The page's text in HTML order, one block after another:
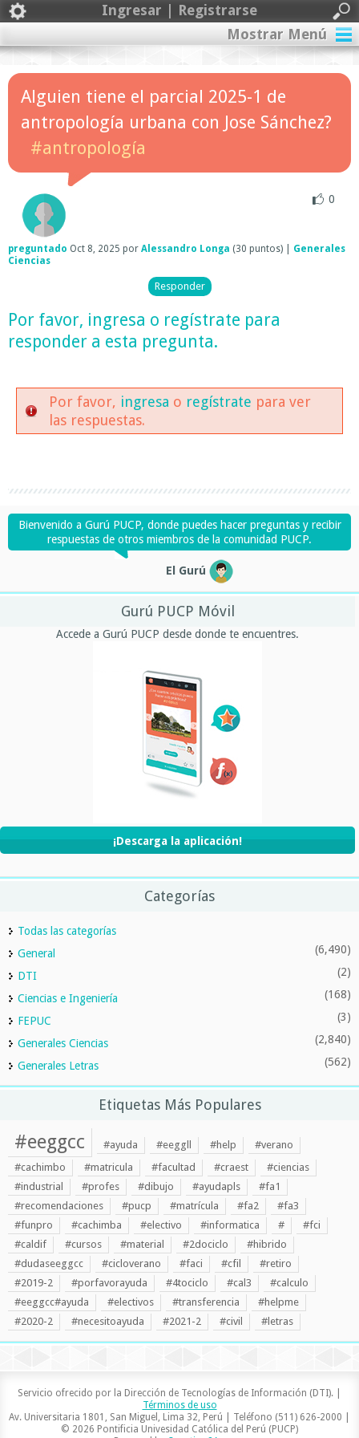
Ingresar | Registrarse
Mostrar Menú
Alguien tiene el parcial 2025-1 de
antropología urbana con Jose Sánchez?
#antropología
0
preguntado Oct 8, 2025 por Alessandro Longa (30 puntos)
Generales
Ciencias
Por favor, ingresa o regístrate para
responder a esta pregunta.
Por favor, ingresa o regístrate para ver
las respuestas.
Bienvenido a Gurú PUCP, donde puedes hacer preguntas y recibir
respuestas de otros miembros de la comunidad PUCP.
El Gurú
Gurú PUCP Móvil
Accede a Gurú PUCP desde donde te encuentres.
¡Descarga la aplicación!
Categorías
Todas las categorías
General
(6,490)
DTI (2)
Ciencias e Ingeniería (168)
FEPUC (3)
Generales Ciencias (2,840)
Generales Letras (562)
Etiquetas Más Populares
#eeggcc #ayuda #eeggll #help
#verano
#cachimbo
#matricula #facultad #craest
#ciencias
#industrial
#profes #dibujo #ayudapls
#fa1
#recomendaciones
#pucp #matrícula #fa2
#fa3
#funpro
#cachimba #electivo #informatica #
#fci
#caldif
#cursos #material #2dociclo
#hibrido
#dudaseeggcc
#cicloverano #faci #cfil
#retiro
#2019-2
#porfavorayuda #4tociclo #cal3
#calculo
#eeggcc#ayuda
#electivos #transferencia
#helpme
#2020-2
#necesitoayuda #2021-2 #civil #letras
Servicio ofrecido por la Dirección de Tecnologías de Información (DTI). |
Términos de uso
Av. Universitaria 1801, San Miguel, Lima 32, Perú | Teléfono (511) 626-2000 |
© 2026 Pontificia Univesidad Católica del Perú (PUCP)